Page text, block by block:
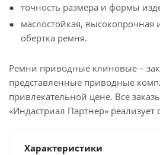
точность размера и формы
маслостойкая, высокопрочная
обертка ремня.
Ремни приводные клиновые –
представленные приводные
привлекательной цене. Все
«Индастриал Партнер» реализует
Характеристики